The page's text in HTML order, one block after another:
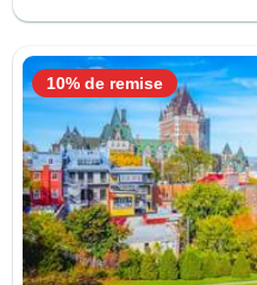
10% de remise